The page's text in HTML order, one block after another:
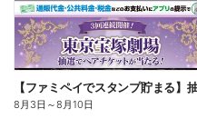
8月3日 ～8月10日